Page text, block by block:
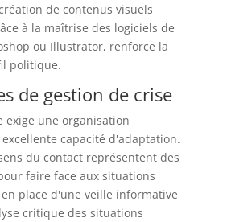
de contenus visuels
à la maîtrise des logiciels de
ou Illustrator, renforce la
politique.
de gestion de crise
exige une organisation
capacité d'adaptation.
du contact représentent des
faire face aux situations
place d'une veille informative
critique des situations